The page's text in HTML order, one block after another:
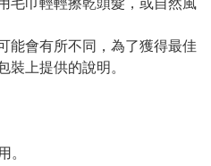
毛巾輕輕擦乾頭髮，或自然風
能會有所不同，為了獲得最佳
裝上提供的說明。
。